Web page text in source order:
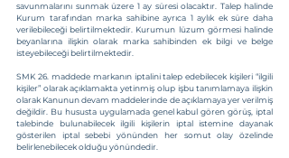
savunmalarını sunmak üzere 1 ay süresi olacaktır. Talep halinde
Kurum tarafından marka sahibine ayrıca 1 aylık ek süre daha
verilebileceği belirtilmektedir. Kurumun lüzum görmesi halinde
beyanlarına ilişkin olarak marka sahibinden ek bilgi ve belge
isteyebileceği belirtilmektedir.
SMK 26. maddede markanın iptalini talep edebilecek kişileri “ilgili
kişiler” olarak açıklamakta yetinmiş olup işbu tanımlamaya ilişkin
olarak Kanunun devam maddelerinde de açıklamaya yer verilmiş
değildir. Bu hususta uygulamada genel kabul gören görüş, iptal
talebinde bulunabilecek ilgili kişilerin iptal istemine dayanak
gösterilen iptal sebebi yönünden her somut olay özelinde
belirlenebilecek olduğu yönündedir.